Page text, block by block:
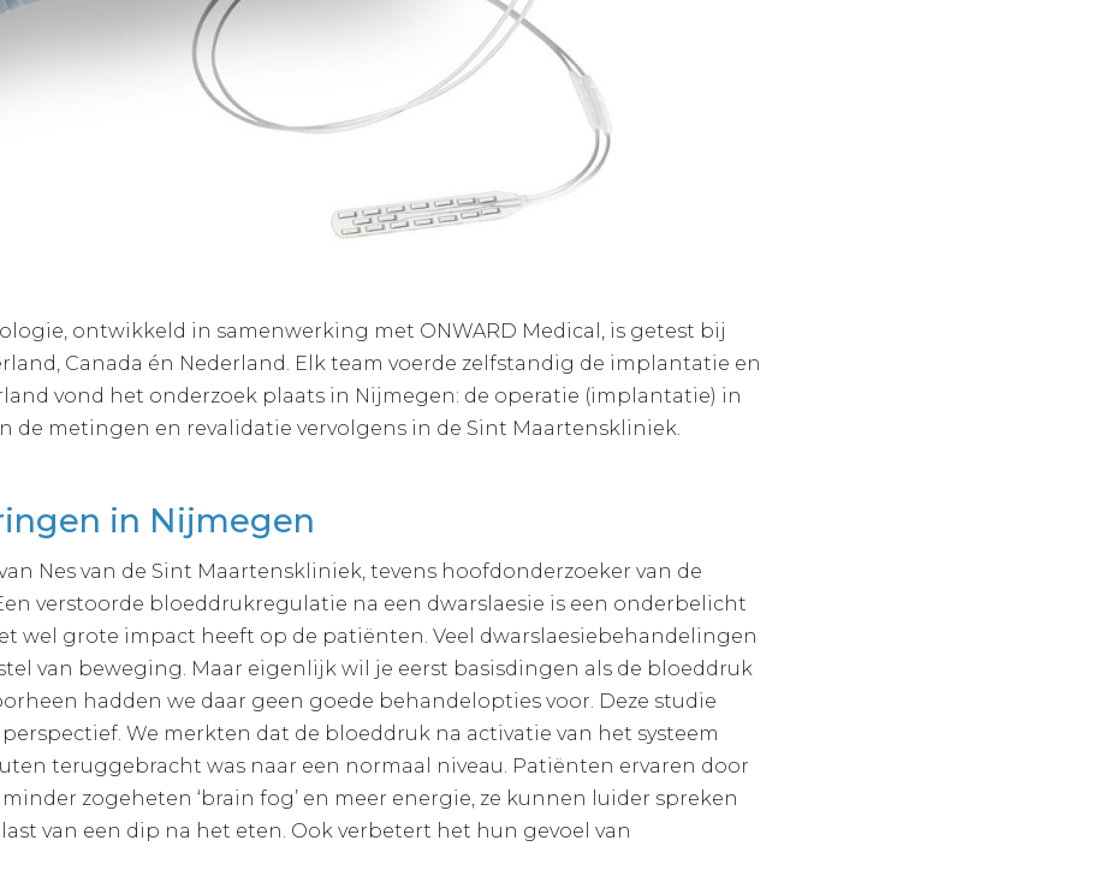
ontwikkeld in samenwerking met ONWARD Medical, is getest bij
Canada én Nederland. Elk team voerde zelfstandig de implantatie en
vond het onderzoek plaats in Nijmegen: de operatie (implantatie) in
de metingen en revalidatie vervolgens in de Sint Maartenskliniek.
in Nijmegen
Nes van de Sint Maartenskliniek, tevens hoofdonderzoeker van de
verstoorde bloeddrukregulatie na een dwarslaesie is een onderbelicht
wel grote impact heeft op de patiënten. Veel dwarslaesiebehandelingen
van beweging. Maar eigenlijk wil je eerst basisdingen als de bloeddruk
hadden we daar geen goede behandelopties voor. Deze studie
We merkten dat de bloeddruk na activatie van het systeem
teruggebracht was naar een normaal niveau. Patiënten ervaren door
zogeheten ‘brain fog’ en meer energie, ze kunnen luider spreken
van een dip na het eten. Ook verbetert het hun gevoel van